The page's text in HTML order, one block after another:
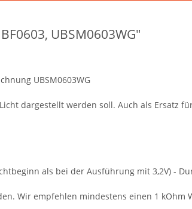
UBSM0603WG"
UBSM0603WG
dargestellt werden soll. Auch als Ersatz
als bei der Ausführung mit 3,2V) -
Wir empfehlen mindestens einen 1 kOhm